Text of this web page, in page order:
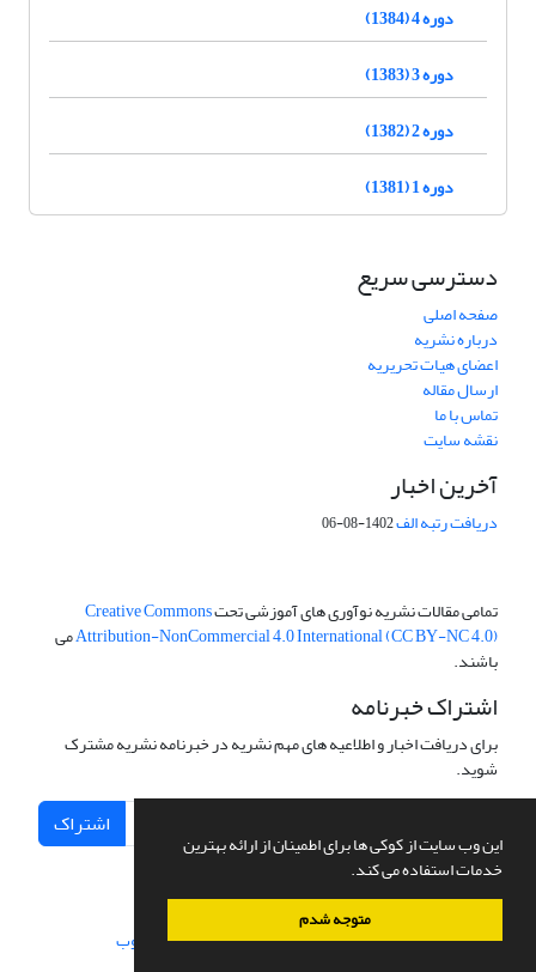
این وب سایت از کوکی ها برای اطمینان از ارائه بهترین
خدمات استفاده می کند.
متوجه شدم
دوره 4 (1384)
دوره 3 (1383)
دوره 2 (1382)
دوره 1 (1381)
دسترسی سریع
صفحه اصلی
درباره نشریه
اعضای هیات تحریریه
ارسال مقاله
تماس با ما
نقشه سایت
آخرین اخبار
دریافت رتبه الف1402-08-06
تمامی مقالات نشریه نوآوری های آموزشی تحتCreative Commons
Attribution-NonCommercial 4.0 International (CC BY-NC 4.0)می
باشند.
اشتراک خبرنامه
برای دریافت اخبار و اطلاعیه های مهم نشریه در خبرنامه نشریه مشترک
شوید.
اشتراک
سامانه مدیریت نشریات علمی.طراحی و پیاده سازی از سیناوب